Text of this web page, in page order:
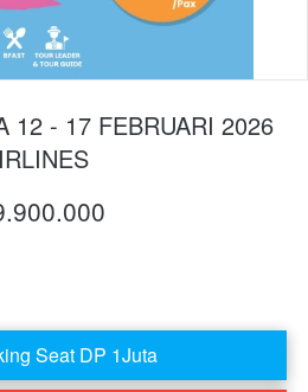
12 - 17 FEBRUARI 2026
Seat DP 1Juta